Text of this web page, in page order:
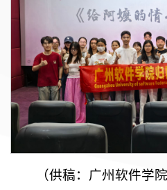
（供稿：广州软件学